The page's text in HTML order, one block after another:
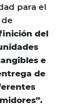
para el
del
e
de